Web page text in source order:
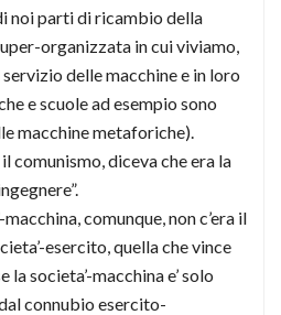
noi parti di ricambio della
organizzata in cui viviamo,
delle macchine e in loro
e scuole ad esempio sono
macchine metaforiche).
comunismo, diceva che era la
comunque, non c’era il
esercito, quella che vince
la societa’-macchina e’ solo
connubio esercito-